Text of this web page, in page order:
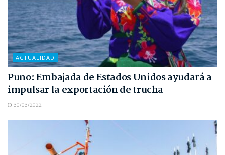
ACTUALIDAD
Puno: Embajada de Estados Unidos ayudará a
impulsar la exportación de trucha
30/03/2022